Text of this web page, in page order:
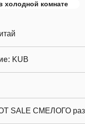
холодной комнате
KUB
SALE СМЕЛОГО